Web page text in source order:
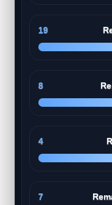
19
8
4
7